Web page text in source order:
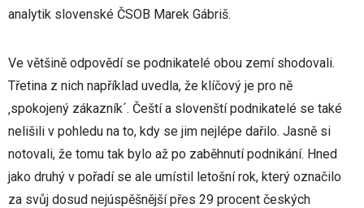
analytik slovenské ČSOB Marek Gábriš.
Ve většině odpovědí se podnikatelé obou zemí shodovali.
Třetina z nich například uvedla, že klíčový je pro ně
‚spokojený zákazník´. Čeští a slovenští podnikatelé se také
nelišili v pohledu na to, kdy se jim nejlépe dařilo. Jasně si
notovali, že tomu tak bylo až po zaběhnutí podnikání. Hned
jako druhý v pořadí se ale umístil letošní rok, který označilo
za svůj dosud nejúspěšnější přes 29 procent českých